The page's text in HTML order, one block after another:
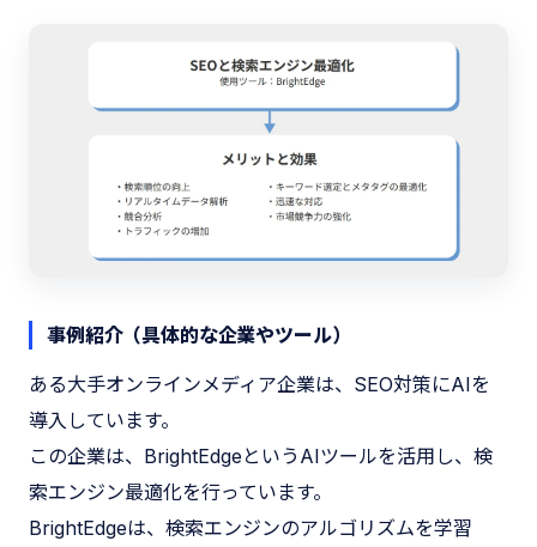
事例紹介（具体的な企業やツール）
ある大手オンラインメディア企業は、SEO対策にAIを
導入しています。
この企業は、BrightEdgeというAIツールを活用し、検
索エンジン最適化を行っています。
BrightEdgeは、検索エンジンのアルゴリズムを学習